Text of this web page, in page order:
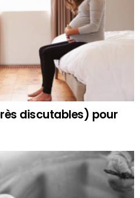
discutables) pour